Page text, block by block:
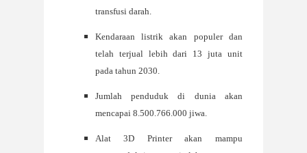
transfusi darah.
Kendaraan listrik akan populer dan
telah terjual lebih dari 13 juta unit
pada tahun 2030.
Jumlah penduduk di dunia akan
mencapai 8.500.766.000 jiwa.
Alat 3D Printer akan mampu